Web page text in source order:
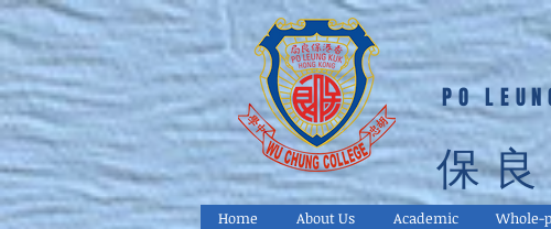
PO
保
Home About Us Academic Whole-